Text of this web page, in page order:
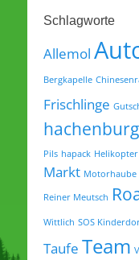
Schlagworte
Allemol
Bergkapelle
Frischlinge
Pils hapack Helikopter
Markt Motorhaube
Reiner Meutsch
Wittlich SOS
Taufe Team